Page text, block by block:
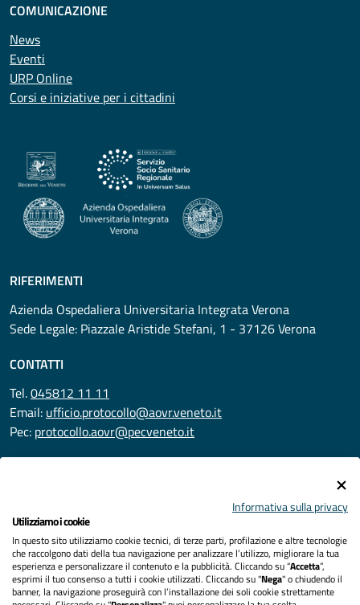
COMUNICAZIONE
News
Eventi
URP Online
Corsi e iniziative per i cittadini
RIFERIMENTI
Azienda Ospedaliera Universitaria Integrata Verona
Sede Legale: Piazzale Aristide Stefani, 1 - 37126 Verona
CONTATTI
Tel.045812 11 11
Email: ufficio.protocollo@aovr.veneto.it
Pec: protocollo.aovr@pecveneto.it
Privacy
Accessibilità
Informativa sulla privacy
Utilizziamo i cookie
In questo sito utilizziamo cookie tecnici, di terze parti, profilazione e altre tecnologie
che raccolgono dati della tua navigazione per analizzare l’utilizzo, migliorare la tua
esperienza e personalizzare il contenuto e la pubblicità. Cliccando su “Accetta”,
esprimi il tuo consenso a tutti i cookie utilizzati. Cliccando su "Nega" o chiudendo il
banner, la navigazione proseguirà con l’installazione dei soli cookie strettamente